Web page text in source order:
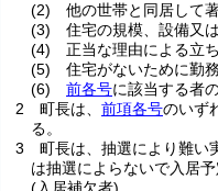
(2)
他の世帯と同居して
(3)
住宅の規模、設備又
(4)
正当な理由による立
(5)
住宅がないために勤
(6)
前各号に該当する者
2
町長は、 前項各号のいず
る。
3
町長は、抽選により難い
は抽選によらないで入居